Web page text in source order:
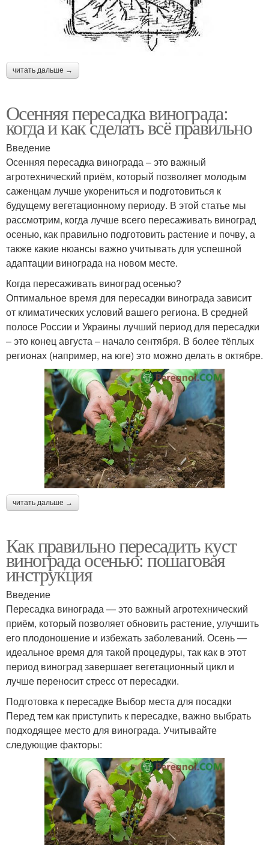
читать дальше →
Осенняя пересадка винограда:
когда и как сделать всё правильно
Введение
Осенняя пересадка винограда – это важный
агротехнический приём, который позволяет молодым
саженцам лучше укорениться и подготовиться к
будущему вегетационному периоду. В этой статье мы
рассмотрим, когда лучше всего пересаживать виноград
осенью, как правильно подготовить растение и почву, а
также какие нюансы важно учитывать для успешной
адаптации винограда на новом месте.
Когда пересаживать виноград осенью?
Оптимальное время для пересадки винограда зависит
от климатических условий вашего региона. В средней
полосе России и Украины лучший период для пересадки
– это конец августа – начало сентября. В более тёплых
регионах (например, на юге) это можно делать в октябре.
читать дальше →
Как правильно пересадить куст
винограда осенью: пошаговая
инструкция
Введение
Пересадка винограда — это важный агротехнический
приём, который позволяет обновить растение, улучшить
его плодоношение и избежать заболеваний. Осень —
идеальное время для такой процедуры, так как в этот
период виноград завершает вегетационный цикл и
лучше переносит стресс от пересадки.
Подготовка к пересадке Выбор места для посадки
Перед тем как приступить к пересадке, важно выбрать
подходящее место для винограда. Учитывайте
следующие факторы: